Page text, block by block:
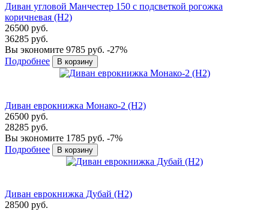
Диван угловой Манчестер 150 с подсветкой рогожка
коричневая (Н2)
26500 руб.
36285 руб.
Вы экономите 9785 руб. -27%
Подробнее
Диван еврокнижка Монако-2 (Н2)
26500 руб.
28285 руб.
Вы экономите 1785 руб. -7%
Подробнее
Диван еврокнижка Дубай (Н2)
28500 руб.